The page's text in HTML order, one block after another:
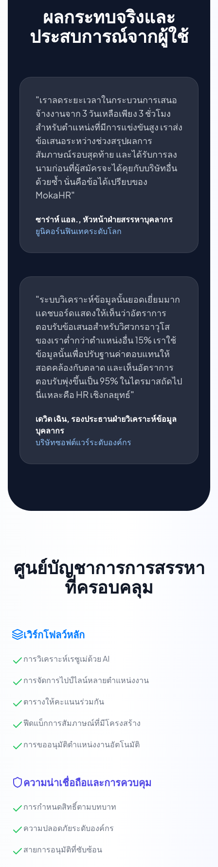
ผลกระทบจริงและ
ประสบการณ์จากผู้ใช้
"เราลดระยะเวลาในกระบวนการเสนอ
จ้างงานจาก 3 วันเหลือเพียง 3 ชั่วโมง
สำหรับตำแหน่งที่มีการแข่งขันสูง เราส่ง
ข้อเสนอระหว่างช่วงสรุปผลการ
สัมภาษณ์รอบสุดท้าย และได้รับการลง
นามก่อนที่ผู้สมัครจะได้คุยกับบริษัทอื่น
ด้วยซ้ำ นั่นคือข้อได้เปรียบของ
MokaHR"
ซาร่าห์ แอล., หัวหน้าฝ่ายสรรหาบุคลากร
ยูนิคอร์นฟินเทคระดับโลก
"ระบบวิเคราะห์ข้อมูลนั้นยอดเยี่ยมมาก
แดชบอร์ดแสดงให้เห็นว่าอัตราการ
ตอบรับข้อเสนอสำหรับวิศวกรอาวุโส
ของเราต่ำกว่าตำแหน่งอื่น 15% เราใช้
ข้อมูลนั้นเพื่อปรับฐานค่าตอบแทนให้
สอดคล้องกับตลาด และเห็นอัตราการ
ตอบรับพุ่งขึ้นเป็น 95% ในไตรมาสถัดไป
นี่แหละคือ HR เชิงกลยุทธ์"
เดวิด เฉิน, รองประธานฝ่ายวิเคราะห์ข้อมูล
บุคลากร
บริษัทซอฟต์แวร์ระดับองค์กร
ศูนย์บัญชาการการสรรหา
ที่ครอบคลุม
เวิร์กโฟลว์หลัก
การวิเคราะห์เรซูเม่ด้วย AI
การจัดการไปป์ไลน์หลายตำแหน่งงาน
ตารางให้คะแนนร่วมกัน
ฟีดแบ็กการสัมภาษณ์ที่มีโครงสร้าง
การขออนุมัติตำแหน่งงานอัตโนมัติ
ความน่าเชื่อถือและการควบคุม
การกำหนดสิทธิ์ตามบทบาท
ความปลอดภัยระดับองค์กร
สายการอนุมัติที่ซับซ้อน